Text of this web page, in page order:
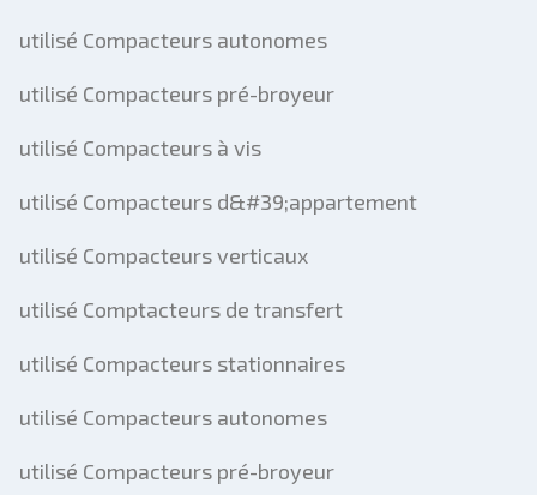
utilisé Compacteurs autonomes
utilisé Compacteurs pré-broyeur
utilisé Compacteurs à vis
utilisé Compacteurs d&#39;appartement
utilisé Compacteurs verticaux
utilisé Comptacteurs de transfert
utilisé Compacteurs stationnaires
utilisé Compacteurs autonomes
utilisé Compacteurs pré-broyeur